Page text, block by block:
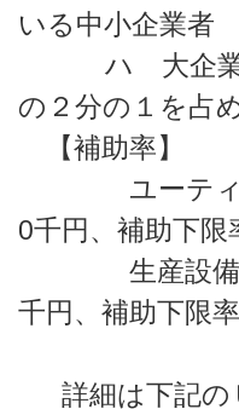
いる中小企業者
ハ 大企業の
の２分の１を占
【補助率】
ユーティリ
0千円、補助下限
生産設備
千円、補助下限
詳細は下記の